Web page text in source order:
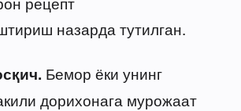
назарда тутилган.
Бемор ёки унинг
дорихонага мурожаат